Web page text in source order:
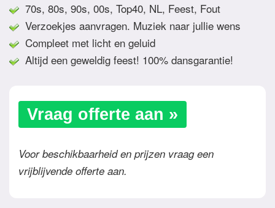
70s, 80s, 90s, 00s, Top40, NL, Feest, Fout
Verzoekjes aanvragen. Muziek naar jullie wens
Compleet met licht en geluid
Altijd een geweldig feest! 100% dansgarantie!
Vraag offerte aan »
Voor beschikbaarheid en prijzen vraag een
vrijblijvende offerte aan.